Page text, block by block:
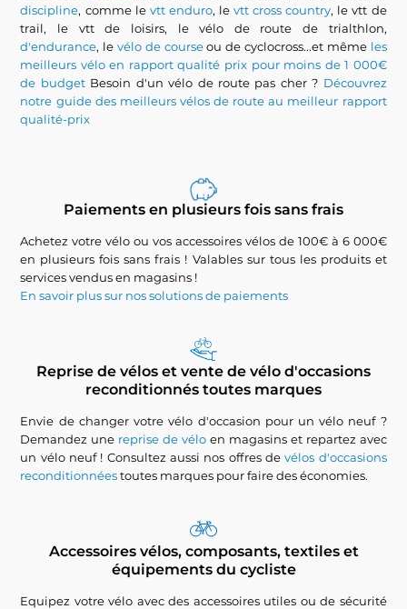
discipline, comme le vtt enduro, levtt cross country, le vtt de
trail, le vtt de loisirs, le vélo de route de trialthlon,
d'endurance, levélo de courseou de cyclocross...et même les
meilleurs vélo en rapport qualité prix pour moins de 1 000€
de budgetBesoin d'un vélo de route pas cher ? Découvrez
notre guide des meilleurs vélos de route au meilleur rapport
qualité-prix
Paiements en plusieurs fois sans frais
Achetez votre vélo ou vos accessoires vélos de 100€ à 6 000€
en plusieurs fois sans frais ! Valables sur tous les produits et
services vendus en magasins !
En savoir plus sur nos solutions de paiements
Reprise de vélos et vente de vélo d'occasions
reconditionnés toutes marques
Envie de changer votre vélo d'occasion pour un vélo neuf ?
Demandez une reprise de vélo en magasins et repartez avec
un vélo neuf ! Consultez aussi nos offres devélos d'occasions
reconditionnéestoutes marques pour faire des économies.
Accessoires vélos, composants, textiles et
équipements du cycliste
Equipez votre vélo avec des accessoires utiles ou de sécurité